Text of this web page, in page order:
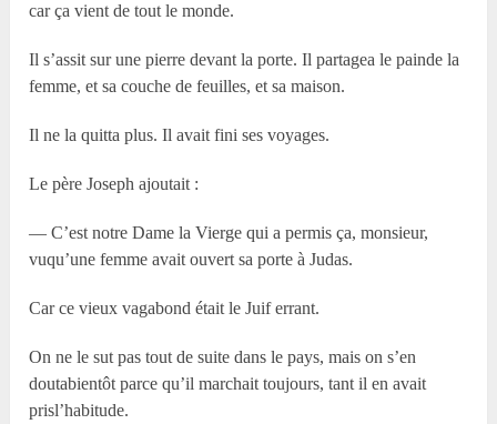
car ça vient de tout le monde.
Il s’assit sur une pierre devant la porte. Il partagea le painde la
femme, et sa couche de feuilles, et sa maison.
Il ne la quitta plus. Il avait fini ses voyages.
Le père Joseph ajoutait :
— C’est notre Dame la Vierge qui a permis ça, monsieur,
vuqu’une femme avait ouvert sa porte à Judas.
Car ce vieux vagabond était le Juif errant.
On ne le sut pas tout de suite dans le pays, mais on s’en
doutabientôt parce qu’il marchait toujours, tant il en avait
prisl’habitude.